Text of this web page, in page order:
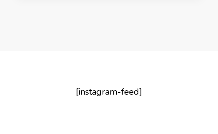
[instagram-feed]